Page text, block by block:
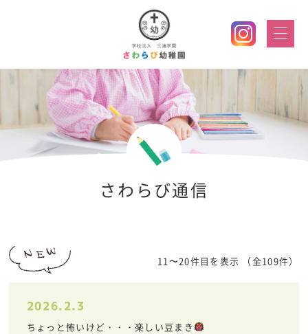
さわらび通信
11〜20件目を表示 （全109件）
2026.2.3
ちょっと怖いけど・・・楽しい豆まき